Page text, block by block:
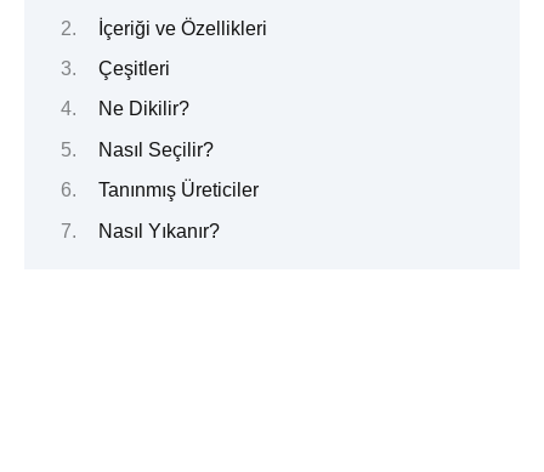
İçeriği ve Özellikleri
Çeşitleri
Ne Dikilir?
Nasıl Seçilir?
Tanınmış Üreticiler
Nasıl Yıkanır?